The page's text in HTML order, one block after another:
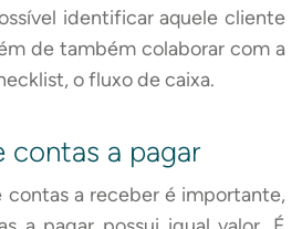
identificar aquele cliente
de também colaborar com a
o fluxo de caixa.
contas a pagar
a receber é importante,